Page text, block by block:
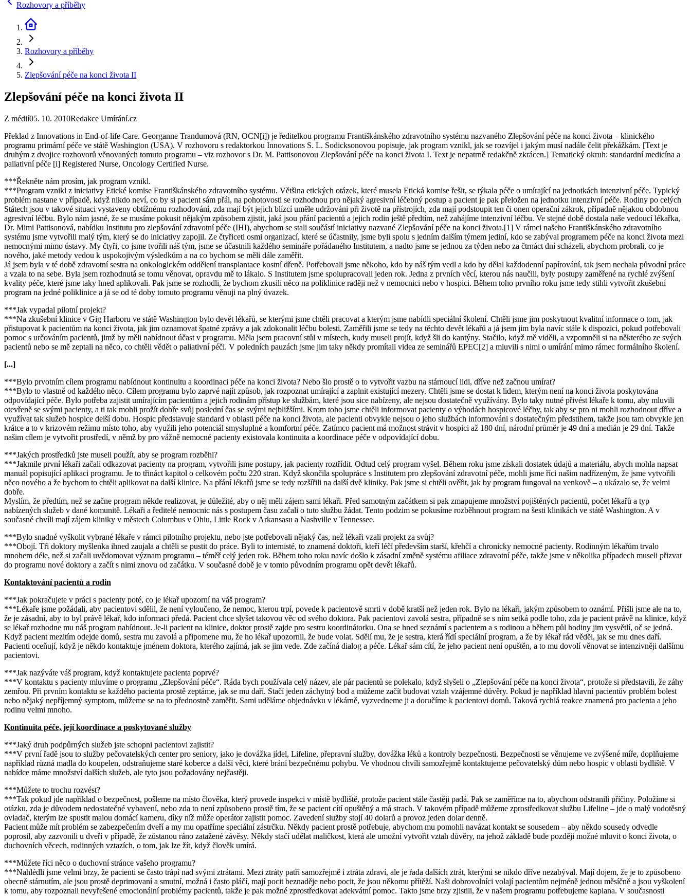
Rozhovory a příběhy
Rozhovory a příběhy
Zlepšování péče na konci života II
Zlepšování péče na konci života II
Z médií05. 10. 2010Redakce Umírání.cz
Překlad z Innovations in End-of-life Care. Georganne Trandumová (RN, OCN[i]) je ředitelkou programu Františkánského zdravotního systému nazvaného Zlepšování péče na konci života – klinického
programu primární péče ve státě Washington (USA). V rozhovoru s redaktorkou Innovations S. L. Sodicksonovou popisuje, jak program vznikl, jak se rozvíjel i jakým musí nadále čelit překážkám. [Text je
druhým z dvojice rozhovorů věnovaných tomuto programu – viz rozhovor s Dr. M. Pattisonovou Zlepšování péče na konci života I. Text je nepatrně redakčně zkrácen.] Tematický okruh: standardní medicína a
paliativní péče [i] Registered Nurse, Oncology Certified Nurse.
***Řekněte nám prosím, jak program vznikl.
***Program vznikl z iniciativy Etické komise Františkánského zdravotního systému. Většina etických otázek, které musela Etická komise řešit, se týkala péče o umírající na jednotkách intenzivní péče. Typický
problém nastane v případě, když nikdo neví, co by si pacient sám přál, na pohotovosti se rozhodnou pro nějaký agresivní léčebný postup a pacient je pak přeložen na jednotku intenzivní péče. Rodiny po celých
Státech jsou v takové situaci vystaveny obtížnému rozhodování, zda mají být jejich blízcí uměle udržováni při životě na přístrojích, zda mají podstoupit ten či onen operační zákrok, případně nějakou obdobnou
agresivní léčbu. Bylo nám jasné, že se musíme pokusit nějakým způsobem zjistit, jaká jsou přání pacientů a jejich rodin ještě předtím, než zahájíme intenzivní léčbu. Ve stejné době dostala naše vedoucí lékařka,
Dr. Mimi Pattisonová, nabídku Institutu pro zlepšování zdravotní péče (IHI), abychom se stali součástí iniciativy nazvané Zlepšování péče na konci života.[1] V rámci našeho Františkánského zdravotního
systému jsme vytvořili malý tým, který se do iniciativy zapojil. Ze čtyřiceti osmi organizací, které se účastnily, jsme byli spolu s jedním dalším týmem jediní, kdo se zabýval programem péče na konci života mezi
nemocnými mimo ústavy. My čtyři, co jsme tvořili náš tým, jsme se účastnili každého semináře pořádaného Institutem, a nadto jsme se jednou za týden nebo za čtrnáct dní scházeli, abychom probrali, co je
nového, jaké metody vedou k uspokojivým výsledkům a na co bychom se měli dále zaměřit.
Já jsem byla v té době zdravotní sestra na onkologickém oddělení transplantace kostní dřeně. Potřebovali jsme někoho, kdo by náš tým vedl a kdo by dělal každodenní papírování, tak jsem nechala původní práce
a vzala to na sebe. Byla jsem rozhodnutá se tomu věnovat, opravdu mě to lákalo. S Institutem jsme spolupracovali jeden rok. Jedna z prvních věcí, kterou nás naučili, byly postupy zaměřené na rychlé zvýšení
kvality péče, které jsme taky hned aplikovali. Pak jsme se rozhodli, že bychom zkusili něco na poliklinice raději než v nemocnici nebo v hospici. Během toho prvního roku jsme tedy stihli vytvořit zkušební
program na jedné poliklinice a já se od té doby tomuto programu věnuji na plný úvazek.
***Jak vypadal pilotní projekt?
***Na zkušební klinice v Gig Harboru ve státě Washington bylo devět lékařů, se kterými jsme chtěli pracovat a kterým jsme nabídli speciální školení. Chtěli jsme jim poskytnout kvalitní informace o tom, jak
přistupovat k pacientům na konci života, jak jim oznamovat špatné zprávy a jak zdokonalit léčbu bolesti. Zaměřili jsme se tedy na těchto devět lékařů a já jsem jim byla navíc stále k dispozici, pokud potřebovali
pomoc s určováním pacientů, jimž by měli nabídnout účast v programu. Měla jsem pracovní stůl v místech, kudy museli projít, když šli do kantýny. Stačilo, když mě viděli, a vzpomněli si na některého ze svých
pacientů nebo se mě zeptali na něco, co chtěli vědět o paliativní péči. V poledních pauzách jsme jim taky někdy promítali videa ze seminářů EPEC[2] a mluvili s nimi o umírání mimo rámec formálního školení.
[...]
***Bylo prvotním cílem programu nabídnout kontinuitu a koordinaci péče na konci života? Nebo šlo prostě o to vytvořit vazbu na stárnoucí lidi, dříve než začnou umírat?
***Bylo to vlastně od každého něco. Cílem programu bylo zaprvé najít způsob, jak rozpoznat umírající a zaplnit existující mezery. Chtěli jsme se dostat k lidem, kterým není na konci života poskytována
odpovídající péče. Bylo potřeba zajistit umírajícím pacientům a jejich rodinám přístup ke službám, které jsou sice nabízeny, ale nejsou dostatečně využívány. Bylo taky nutné přivést lékaře k tomu, aby mluvili
otevřeně se svými pacienty, a ti tak mohli prožít dobře svůj poslední čas se svými nejbližšími. Krom toho jsme chtěli informovat pacienty o výhodách hospicové léčby, tak aby se pro ni mohli rozhodnout dříve a
využívat tak služeb hospice delší dobu. Hospic představuje standard v oblasti péče na konci života, ale pacienti obvykle nejsou o jeho službách informováni s dostatečným předstihem, takže jsou tam obvykle jen
krátce a to v krizovém režimu místo toho, aby využili jeho potenciál smysluplné a komfortní péče. Zatímco pacient má možnost strávit v hospici až 180 dní, národní průměr je 49 dní a medián je 29 dní. Takže
našim cílem je vytvořit prostředí, v němž by pro vážně nemocné pacienty existovala kontinuita a koordinace péče v odpovídající dobu.
***Jakých prostředků jste museli použít, aby se program rozběhl?
***Jakmile první lékaři začali odkazovat pacienty na program, vytvořili jsme postupy, jak pacienty roztřídit. Odtud celý program vyšel. Během roku jsme získali dostatek údajů a materiálu, abych mohla napsat
manuál popisující aplikaci programu. Je to třináct kapitol o celkovém počtu 220 stran. Když skončila spolupráce s Institutem pro zlepšování zdravotní péče, mohli jsme říci našim nadřízeným, že jsme vytvořili
něco nového a že bychom to chtěli aplikovat na další klinice. Na přání lékařů jsme se tedy rozšířili na další dvě kliniky. Pak jsme si chtěli ověřit, jak by program fungoval na venkově – a ukázalo se, že velmi
dobře.
Myslím, že předtím, než se začne program někde realizovat, je důležité, aby o něj měli zájem sami lékaři. Před samotným začátkem si pak zmapujeme množství pojištěných pacientů, počet lékařů a typ
nabízených služeb v dané komunitě. Lékaři a ředitelé nemocnic nás s postupem času začali o tuto službu žádat. Tento podzim se pokusíme rozběhnout program na šesti klinikách ve státě Washington. A v
současné chvíli mají zájem kliniky v městech Columbus v Ohiu, Little Rock v Arkansasu a Nashville v Tennessee.
***Bylo snadné vyškolit vybrané lékaře v rámci pilotního projektu, nebo jste potřebovali nějaký čas, než lékaři vzali projekt za svůj?
***Obojí. Tři doktory myšlenka ihned zaujala a chtěli se pustit do práce. Byli to internisté, to znamená doktoři, kteří léčí především starší, křehčí a chronicky nemocné pacienty. Rodinným lékařům trvalo
mnohem déle, než si začali uvědomovat význam programu – téměř celý jeden rok. Během toho roku navíc došlo k zásadní změně systému afiliace zdravotní péče, takže jsme v několika případech museli přizvat
do programu nové doktory a začít s nimi znovu od začátku. V současné době je v tomto původním programu opět devět lékařů.
Kontaktování pacientů a rodin
***Jak pokračujete v práci s pacienty poté, co je lékař upozorní na váš program?
***Lékaře jsme požádali, aby pacientovi sdělil, že není vyloučeno, že nemoc, kterou trpí, povede k pacientově smrti v době kratší než jeden rok. Bylo na lékaři, jakým způsobem to oznámí. Přišli jsme ale na to,
že je zásadní, aby to byl právě lékař, kdo informaci předá. Pacient chce slyšet takovou věc od svého doktora. Pak pacientovi zavolá sestra, případně se s ním setká podle toho, zda je pacient právě na klinice, když
se lékař rozhodne mu náš program nabídnout. Je-li pacient na klinice, doktor prostě zajde pro sestru koordinátorku. Ona se hned seznámí s pacientem a s rodinou a během půl hodiny jim vysvětlí, oč se jedná.
Když pacient mezitím odejde domů, sestra mu zavolá a připomene mu, že ho lékař upozornil, že bude volat. Sdělí mu, že je sestra, která řídí speciální program, a že by lékař rád věděl, jak se mu dnes daří.
Pacienti oceňují, když je někdo kontaktuje jménem doktora, kterého zajímá, jak se jim vede. Zde začíná dialog a péče. Lékař sám cítí, že jeho pacient není opuštěn, a to mu dovolí věnovat se intenzivněji dalšímu
pacientovi.
***Jak nazýváte váš program, když kontaktujete pacienta poprvé?
***V kontaktu s pacienty mluvíme o programu „Zlepšování péče“. Ráda bych používala celý název, ale pár pacientů se polekalo, když slyšeli o „Zlepšování péče na konci života“, protože si představili, že záhy
zemřou. Při prvním kontaktu se každého pacienta prostě zeptáme, jak se mu daří. Stačí jeden záchytný bod a můžeme začít budovat vztah vzájemné důvěry. Pokud je například hlavní pacientův problém bolest
nebo nějaký nepříjemný symptom, můžeme se na to přednostně zaměřit. Sami uděláme objednávku v lékárně, vyzvedneme ji a doručíme k pacientovi domů. Taková rychlá reakce znamená pro pacienta a jeho
rodinu velmi mnoho.
Kontinuita péče, její koordinace a poskytované služby
***Jaký druh podpůrných služeb jste schopni pacientovi zajistit?
***V první řadě jsou to služby pečovatelských center pro seniory, jako je dovážka jídel, Lifeline, přepravní služby, dovážka léků a kontroly bezpečnosti. Bezpečnosti se věnujeme ve zvýšené míře, doplňujeme
například různá madla do koupelen, odstraňujeme staré koberce a další věci, které brání bezpečnému pohybu. Ve vhodnou chvíli samozřejmě kontaktujeme pečovatelský dům nebo hospic v oblasti bydliště. V
nabídce máme množství dalších služeb, ale tyto jsou požadovány nejčastěji.
***Můžete to trochu rozvést?
***Tak pokud jde například o bezpečnost, pošleme na místo člověka, který provede inspekci v místě bydliště, protože pacient stále častěji padá. Pak se zaměříme na to, abychom odstranili příčiny. Položíme si
otázku, zda je důvodem nedostatečné vybavení, nebo zda to není způsobeno prostě tím, že se pacient cítí opuštěný a má strach. V takovém případě můžeme zprostředkovat službu Lifeline – jde o malý vodotěsný
ovladač, kterým lze spustit malou domácí kameru, díky níž může operátor zajistit pomoc. Zavedení služby stojí 40 dolarů a provoz jeden dolar denně.
Pacient může mít problém se zabezpečením dveří a my mu opatříme speciální zástrčku. Někdy pacient prostě potřebuje, abychom mu pomohli navázat kontakt se sousedem – aby někdo sousedy odvedle
poprosil, aby zazvonili u dveří v případě, že zůstanou ráno zatažené závěsy. Někdy stačí udělat maličkost, která ale umožní vytvořit vztah důvěry, na jehož základě bude později možné mluvit o konci života, o
duchovních věcech, rodinných vztazích, o tom, jak lze žít, když člověk umírá.
***Můžete říci něco o duchovní stránce vašeho programu?
***Nahlédli jsme velmi brzy, že pacienti se často trápí nad svými ztrátami. Mezi ztráty patří samozřejmě i ztráta zdraví, ale je řada dalších ztrát, kterými se nikdo dříve nezabýval. Mají dojem, že je to způsobeno
obecně stárnutím, ale jsou prostě deprimovaní a smutní, možná i často pláčí, mají pocit beznaděje nebo pocit, že jsou někomu přítěží. Naši dobrovolníci volají pacientům nejméně jednou měsíčně a jsou vyškolení
k tomu, aby rozpoznali nevyřešené emocionální problémy pacientů, takže je pak možné zprostředkovat adekvátní pomoc. Takto jsme brzy zjistili, že v našem programu potřebujeme kaplana. V současnosti